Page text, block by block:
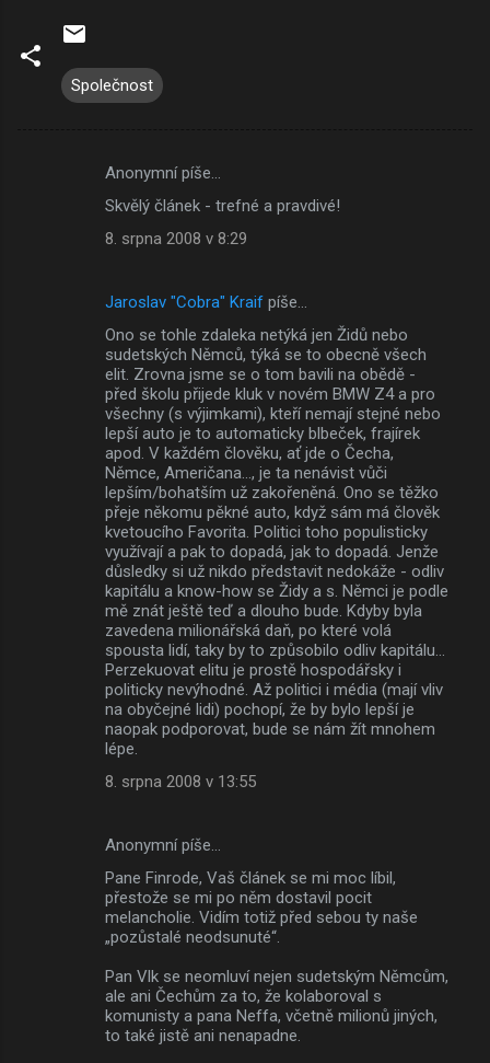
Společnost
Anonymní píše…
Skvělý článek - trefné a pravdivé!
8. srpna 2008 v 8:29
Jaroslav "Cobra" Kraif píše…
Ono se tohle zdaleka netýká jen Židů nebo
sudetských Němců, týká se to obecně všech
elit. Zrovna jsme se o tom bavili na obědě -
před školu přijede kluk v novém BMW Z4 a pro
všechny (s výjimkami), kteří nemají stejné nebo
lepší auto je to automaticky blbeček, frajírek
apod. V každém člověku, ať jde o Čecha,
Němce, Američana..., je ta nenávist vůči
lepším/bohatším už zakořeněná. Ono se těžko
přeje někomu pěkné auto, když sám má člověk
kvetoucího Favorita. Politici toho populisticky
využívají a pak to dopadá, jak to dopadá. Jenže
důsledky si už nikdo představit nedokáže - odliv
kapitálu a know-how se Židy a s. Němci je podle
mě znát ještě teď a dlouho bude. Kdyby byla
zavedena milionářská daň, po které volá
spousta lidí, taky by to způsobilo odliv kapitálu...
Perzekuovat elitu je prostě hospodářsky i
politicky nevýhodné. Až politici i média (mají vliv
na obyčejné lidi) pochopí, že by bylo lepší je
naopak podporovat, bude se nám žít mnohem
lépe.
8. srpna 2008 v 13:55
Anonymní píše…
Pane Finrode, Vaš článek se mi moc líbil,
přestože se mi po něm dostavil pocit
melancholie. Vidím totiž před sebou ty naše
„pozůstalé neodsunuté“.
Pan Vlk se neomluví nejen sudetským Němcům,
ale ani Čechům za to, že kolaboroval s
komunisty a pana Neffa, včetně milionů jiných,
to také jistě ani nenapadne.